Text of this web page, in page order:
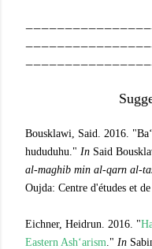
Bousklawi, Said. 2016.
hududuhu." In Said
al-maghib min al-qarn al-
Oujda: Centre d'études et
Eichner, Heidrun. 2016. "
Eastern Ash‘arism." In